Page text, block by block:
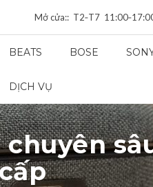
Mở cửa:: T2‑T7
BEATS BOSE
DỊCH VỤ